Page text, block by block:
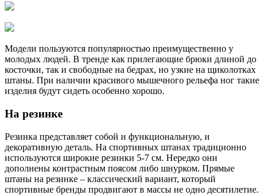
Модели пользуются популярностью преимущественно у
молодых людей. В тренде как прилегающие брюки длиной до
косточки, так и свободные на бедрах, но узкие на щиколотках
штаны. При наличии красивого мышечного рельефа ног такие
изделия будут сидеть особенно хорошо.
На резинке
Резинка представляет собой и функциональную, и
декоративную деталь. На спортивных штанах традиционно
используются широкие резинки 5-7 см. Нередко они
дополнены контрастным поясом либо шнурком. Прямые
штаны на резинке – классический вариант, который
спортивные бренды продвигают в массы не одно десятилетие.